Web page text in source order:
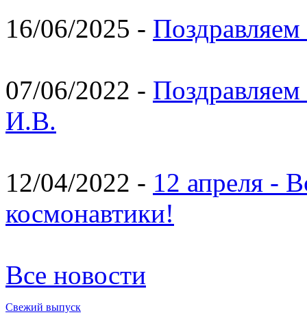
16/06/2025 -
07/06/2022 -
И.В.
12/04/2022 - 12 апреля -
космонавтики!
Все новости
Свежий выпуск